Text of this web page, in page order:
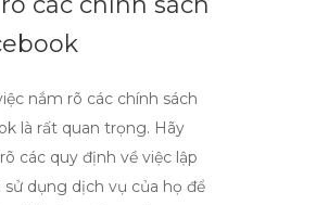
nắm rõ các chính sách
là rất quan trọng. Hãy
các quy định về việc lập
sử dụng dịch vụ của họ để